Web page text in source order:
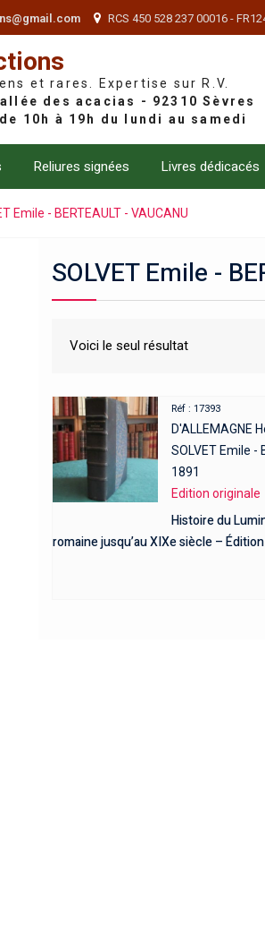
RCS 450 528 237 00016 -
et rares. Expertise sur R.V.
Reliures signées Livres dédicacés
Emile - BERTEAULT - VAUCANU
SOLVET Emile -
Voici le seul résultat
Réf : 17393
D'ALLEMAGNE
SOLVET Emile -
1891
Edition originale
Histoire du
romaine jusqu’au XIXe siècle –